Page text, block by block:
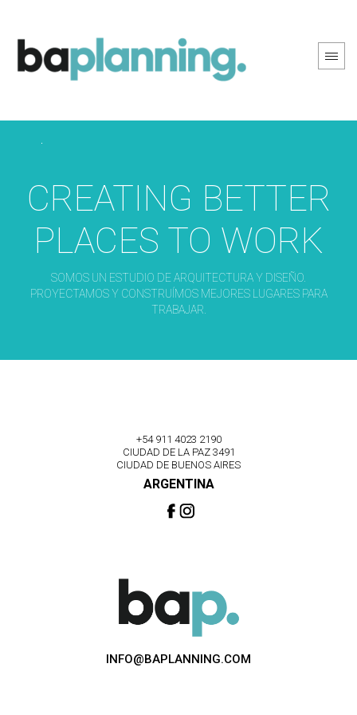
CREATING BETTER
PLACES TO WORK
SOMOS UN ESTUDIO DE ARQUITECTURA Y DISEÑO.
PROYECTAMOS Y CONSTRUÍMOS MEJORES LUGARES PARA
TRABAJAR.
+54 911 4023 2190
CIUDAD DE LA PAZ 3491
CIUDAD DE BUENOS AIRES
ARGENTINA
INFO@BAPLANNING.COM